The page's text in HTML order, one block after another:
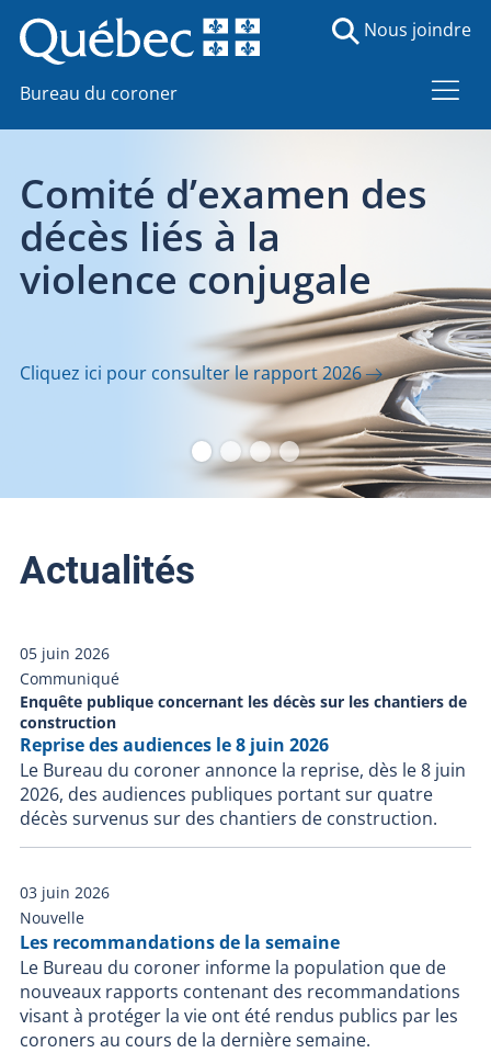
Bureau du coroner
Nous joindre
Transporteurs pour
le Bureau du
Consultez les outils et documents pertinents
Actualités
05 juin 2026
Communiqué
Enquête publique concernant les décès sur les chantiers de
construction
Reprise des audiences le 8 juin 2026
Le Bureau du coroner annonce la reprise, dès le 8 juin
2026, des audiences publiques portant sur quatre
décès survenus sur des chantiers de construction.
03 juin 2026
Nouvelle
Les recommandations de la semaine
Le Bureau du coroner informe la population que de
nouveaux rapports contenant des recommandations
visant à protéger la vie ont été rendus publics par les
coroners au cours de la dernière semaine.